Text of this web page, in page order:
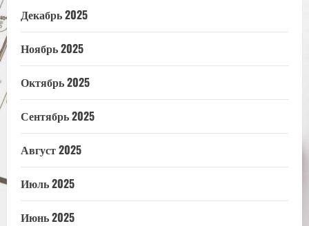
Декабрь 2025
Ноябрь 2025
Октябрь 2025
Сентябрь 2025
Август 2025
Июль 2025
Июнь 2025